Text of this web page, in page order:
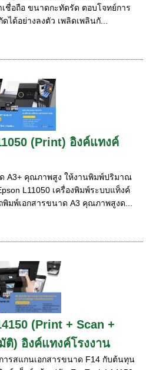
ชื่อถือ ขนาดกะทัดรัด ตอบโจทย์การ
ด้อย่างลงตัว เพลิดเพลินกั...
(Print) อิงค์แทงค์
A3+ คุณภาพสูง ให้งานพิมพ์ปริมาณ
L11050 เครื่องพิมพ์ระบบแท็งค์
มพ์เอกสารขนาด A3 คุณภาพสูงด...
(Print + Scan +
) อิงค์แทงค์โรงงาน
ารสแกนเอกสารขนาด F14 กับต้นทุน